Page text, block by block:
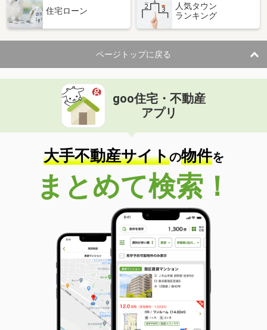
住宅ローン
人気タウン
ランキング
ページトップに戻る
goo住宅・不動産
アプリ
大手不動産サイトの物件を
まとめて検索！